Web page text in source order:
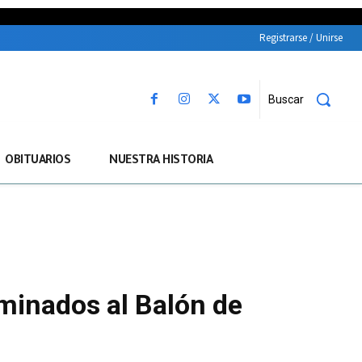
Registrarse / Unirse
Buscar
OBITUARIOS NUESTRA HISTORIA
al Balón de